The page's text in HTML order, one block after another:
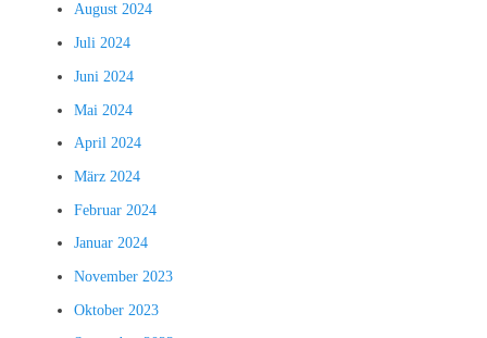
August 2024
Juli 2024
Juni 2024
Mai 2024
April 2024
März 2024
Februar 2024
Januar 2024
November 2023
Oktober 2023